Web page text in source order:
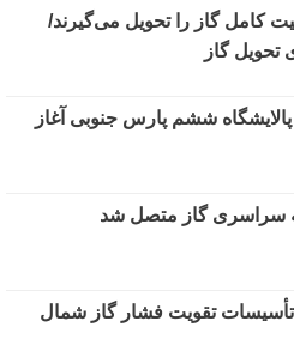
کامل گاز را تحویل می‌گیرند/
ششم پارس جنوبی آغاز
سراسری گاز متصل شد
تقویت فشار گاز شمال